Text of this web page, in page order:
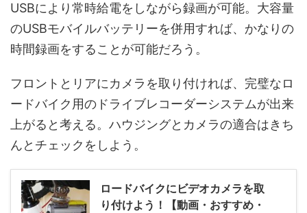
USBにより常時給電をしながら録画が可能。大容量
のUSBモバイルバッテリーを併用すれば、かなりの
時間録画をすることが可能だろう。
フロントとリアにカメラを取り付ければ、完璧なロ
ードバイク用のドライブレコーダーシステムが出来
上がると考える。ハウジングとカメラの適合はきち
んとチェックをしよう。
ロードバイクにビデオカメラを取
り付けよう！【動画・おすすめ・